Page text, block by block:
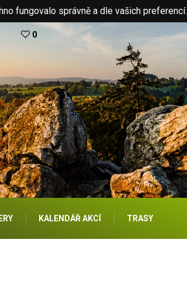
fungovalo správně a dle vašich preferencí.
0
KALENDÁŘ AKCÍ TRASY